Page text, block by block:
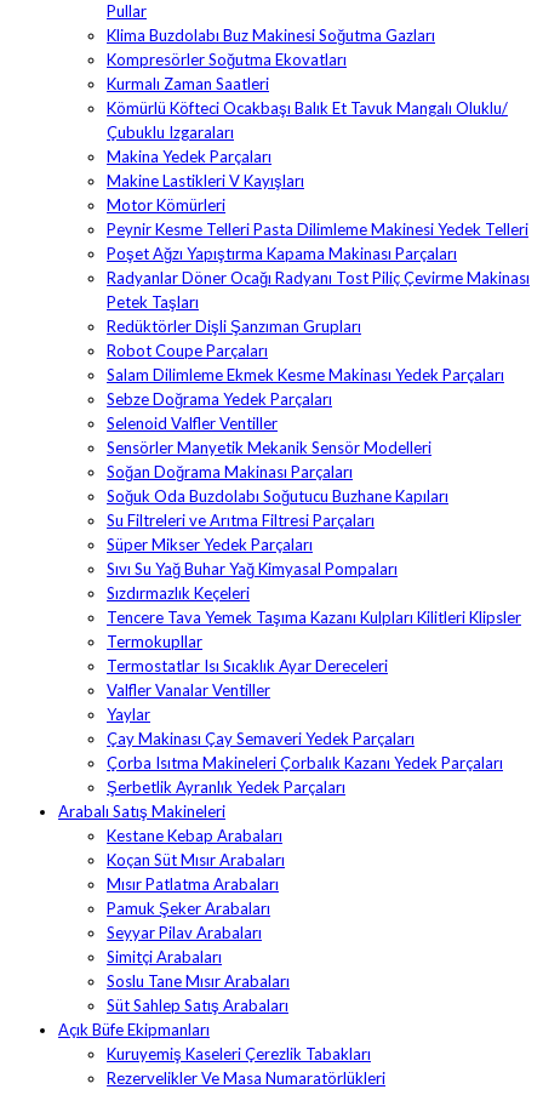
Pullar
Klima Buzdolabı Buz Makinesi Soğutma Gazları
Kompresörler Soğutma Ekovatları
Kurmalı Zaman Saatleri
Kömürlü Köfteci Ocakbaşı Balık Et Tavuk Mangalı Oluklu/
Çubuklu Izgaraları
Makina Yedek Parçaları
Makine Lastikleri V Kayışları
Motor Kömürleri
Peynir Kesme Telleri Pasta Dilimleme Makinesi Yedek Telleri
Poşet Ağzı Yapıştırma Kapama Makinası Parçaları
Radyanlar Döner Ocağı Radyanı Tost Piliç Çevirme Makinası
Petek Taşları
Redüktörler Dişli Şanzıman Grupları
Robot Coupe Parçaları
Salam Dilimleme Ekmek Kesme Makinası Yedek Parçaları
Sebze Doğrama Yedek Parçaları
Selenoid Valfler Ventiller
Sensörler Manyetik Mekanik Sensör Modelleri
Soğan Doğrama Makinası Parçaları
Soğuk Oda Buzdolabı Soğutucu Buzhane Kapıları
Su Filtreleri ve Arıtma Filtresi Parçaları
Süper Mikser Yedek Parçaları
Sıvı Su Yağ Buhar Yağ Kimyasal Pompaları
Sızdırmazlık Keçeleri
Tencere Tava Yemek Taşıma Kazanı Kulpları Kilitleri Klipsler
Termokupllar
Termostatlar Isı Sıcaklık Ayar Dereceleri
Valfler Vanalar Ventiller
Yaylar
Çay Makinası Çay Semaveri Yedek Parçaları
Çorba Isıtma Makineleri Çorbalık Kazanı Yedek Parçaları
Şerbetlik Ayranlık Yedek Parçaları
Arabalı Satış Makineleri
Kestane Kebap Arabaları
Koçan Süt Mısır Arabaları
Mısır Patlatma Arabaları
Pamuk Şeker Arabaları
Seyyar Pilav Arabaları
Simitçi Arabaları
Soslu Tane Mısır Arabaları
Süt Sahlep Satış Arabaları
Açık Büfe Ekipmanları
Kuruyemiş Kaseleri Çerezlik Tabakları
Rezervelikler Ve Masa Numaratörlükleri